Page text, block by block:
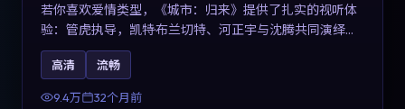
若你喜欢爱情类型，《城市：归来》提供了扎实的视听体
验：管虎执导，凯特·布兰切特、河正宇与沈腾共同演绎。
影片2023年于德国上映，内容在有限空间内完成高密度的
戏剧冲突，关键词包含高清流畅、人物关系与情节反转，
适合检索「2023爱情」「德国电影」的用户。
高清 流畅
9.4万 32个月前